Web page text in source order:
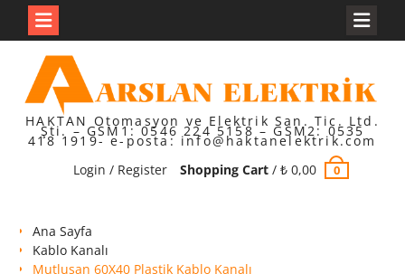
content
HAKTAN Otomasyon ve Elektrik San. Tic. Ltd.
Şti. – GSM1: 0546 224 5158 – GSM2: 0535
418 1919- e-posta: info@haktanelektrik.com
Login / Register
Shopping Cart/ ₺0,00 0
Ana Sayfa
Kablo Kanalı
Mutlusan 60X40 Plastik Kablo Kanalı